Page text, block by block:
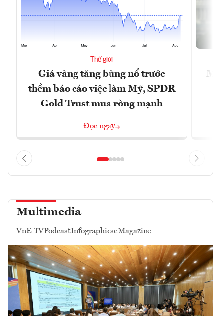
Thế giới
Giá vàng tăng bùng nổ trước
thềm báo cáo việc làm Mỹ, SPDR
Gold Trust mua ròng mạnh
Đọc ngay
Multimedia
VnE TVPodcastInfographicseMagazine